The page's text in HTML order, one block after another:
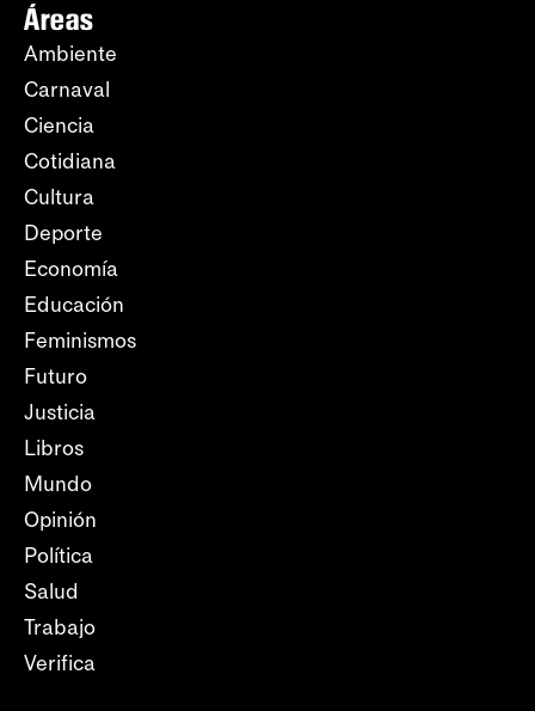
Áreas
Ambiente
Carnaval
Ciencia
Cotidiana
Cultura
Deporte
Economía
Educación
Feminismos
Futuro
Justicia
Libros
Mundo
Opinión
Política
Salud
Trabajo
Verifica